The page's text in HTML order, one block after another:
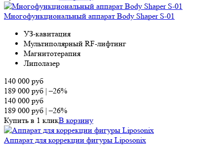
Многофункциональный аппарат Body Shaper S-01
УЗ-кавитация
Мультиполярный RF-лифтинг
Магнитотерапия
Липолазер
140 000 руб
189 000 руб |–26%
140 000 руб
189 000 руб |–26%
Купить в 1 кликВ корзину
Аппарат для коррекции фигуры Liposonix